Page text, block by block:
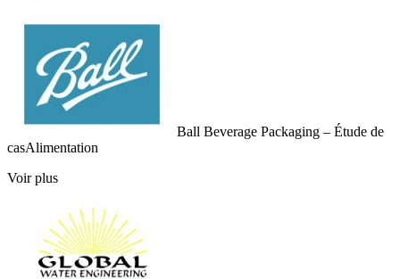
Ball Beverage Packaging – Étude de
casAlimentation
Voir plus